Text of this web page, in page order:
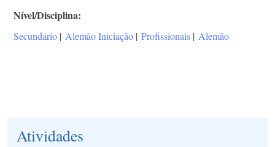
Nível/Disciplina
Secundário | Alemão Iniciação | Profissionais | Alemão
Atividades